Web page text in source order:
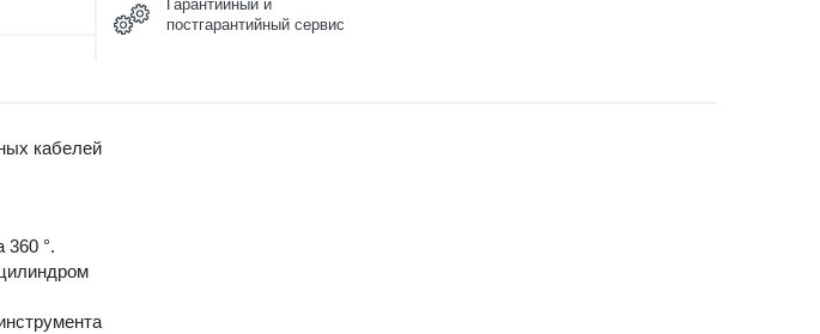
Гарантийный и
постгарантийный сервис
кабелей
360 °.